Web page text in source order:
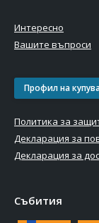
Интересно
Вашите въпроси
Профил на
Политика за
Декларация за
Декларация за
Събития